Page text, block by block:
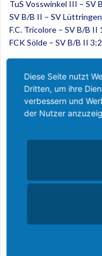
TuS Vosswinkel III – SV
SV B/B II – SV Lüttringen
F.C. Tricolore – SV B/B II
FCK Sölde – SV B/B II 3:2
Westfalia Wethmar III –
SV B/B II: Tuschmann,
Bühner M., Groß A. Bast,
Reserve im
Hüsten 09 III – SV
Diese Seite nutzt
Dritten, um ihre
verbessern und
der Nutzer